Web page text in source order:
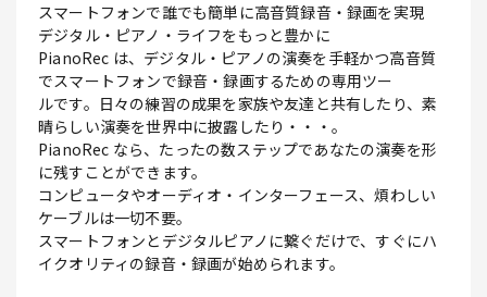
スマートフォンで誰でも簡単に高音質録音・録画を実現
デジタル・ピアノ・ライフをもっと豊かに
PianoRec は、デジタル・ピアノの演奏を手軽かつ高音質
でスマートフォンで録音・録画するための専用ツー
ルです。日々の練習の成果を家族や友達と共有したり、素
晴らしい演奏を世界中に披露したり・・・。
PianoRec なら、たったの数ステップであなたの演奏を形
に残すことができます。
コンピュータやオーディオ・インターフェース、煩わしい
ケーブルは一切不要。
スマートフォンとデジタルピアノに繋ぐだけで、すぐにハ
イクオリティの録音・録画が始められます。